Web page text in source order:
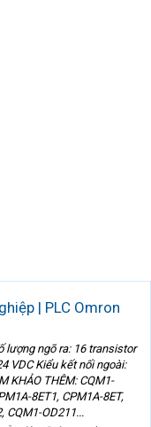
| PLC Omron
lượng ngõ ra: 16 transistor
VDC Kiểu kết nối ngoài:
KHẢO THÊM: CQM1-
8ET1, CPM1A-8ET,
CQM1-OD211...